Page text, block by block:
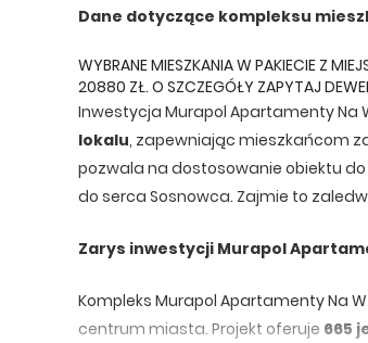
Dane dotyczące kompleksu
WYBRANE MIESZKANIA W PAKIECIE Z
20880 ZŁ. O SZCZEGÓŁY ZAPYTAJ
Inwestycja Murapol Apartamenty Na
lokalu, zapewniając mieszkańcom
pozwala na dostosowanie obiektu
do serca Sosnowca. Zajmie to
Zarys inwestycji Murapol
Kompleks Murapol Apartamenty Na
centrum miasta. Projekt oferuje 665